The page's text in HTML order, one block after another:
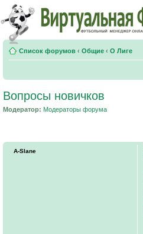
Список форумов ‹ Общие ‹ О Лиге
Вопросы новичков
Модератор: Модераторы форума
A-Slane